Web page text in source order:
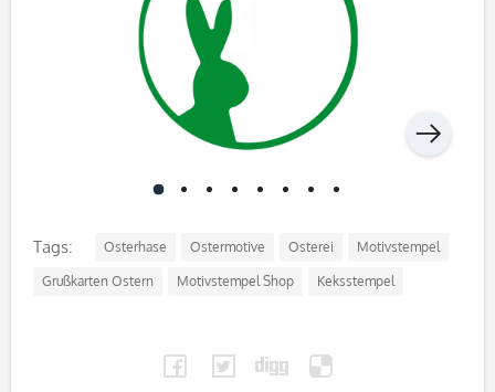
Tags: Osterhase Ostermotive Osterei Motivstempel
Grußkarten Ostern Motivstempel Shop Keksstempel